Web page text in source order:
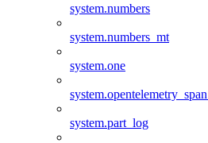
system.numbers
system.numbers_mt
system.one
system.part_log